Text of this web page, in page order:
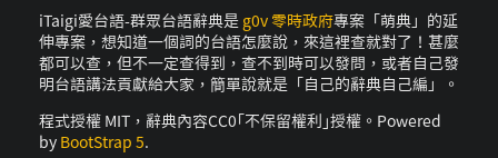
iTaigi愛台語-群眾台語辭典是 g0v 零時政府專案「萌典」的延
伸專案，想知道一個詞的台語怎麼說，來這裡查就對了！甚麼
都可以查，但不一定查得到，查不到時可以發問，或者自己發
明台語講法貢獻給大家，簡單說就是「自己的辭典自己編」。
程式授權 MIT，辭典內容CC0｢不保留權利｣授權。Powered
by BootStrap 5.